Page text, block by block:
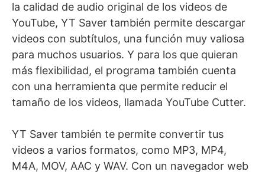
la calidad de audio original de los videos de
YouTube, YT Saver también permite descargar
videos con subtítulos, una función muy valiosa
para muchos usuarios. Y para los que quieran
más flexibilidad, el programa también cuenta
con una herramienta que permite reducir el
tamaño de los videos, llamada YouTube Cutter.
YT Saver también te permite convertir tus
videos a varios formatos, como MP3, MP4,
M4A, MOV, AAC y WAV. Con un navegador web